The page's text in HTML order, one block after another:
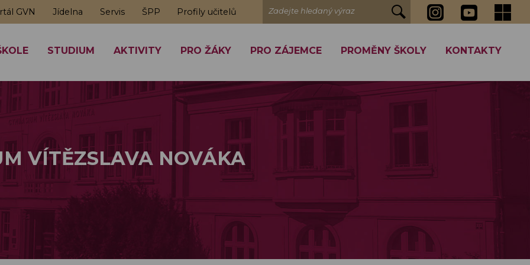
STUDIUM AKTIVITY PRO ŽÁKY PRO ZÁJEMCE PROMĚNY ŠKOLY KONTAKTY
GVN Jídelna Servis ŠPP Profily učitelů Zadejte hledaný výraz
VÍTĚZSLAVA NOVÁKA